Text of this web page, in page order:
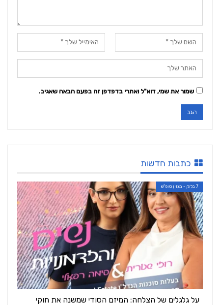
שמור את שמי, דוא"ל ואתרי בדפדפן זה בפעם הבאה שאגיב.
כתבות חדשות
7 בלוק - מגזין סופ"ש
על גלגלים של הצלחה: המיזם הסודי שמשנה את חוקי